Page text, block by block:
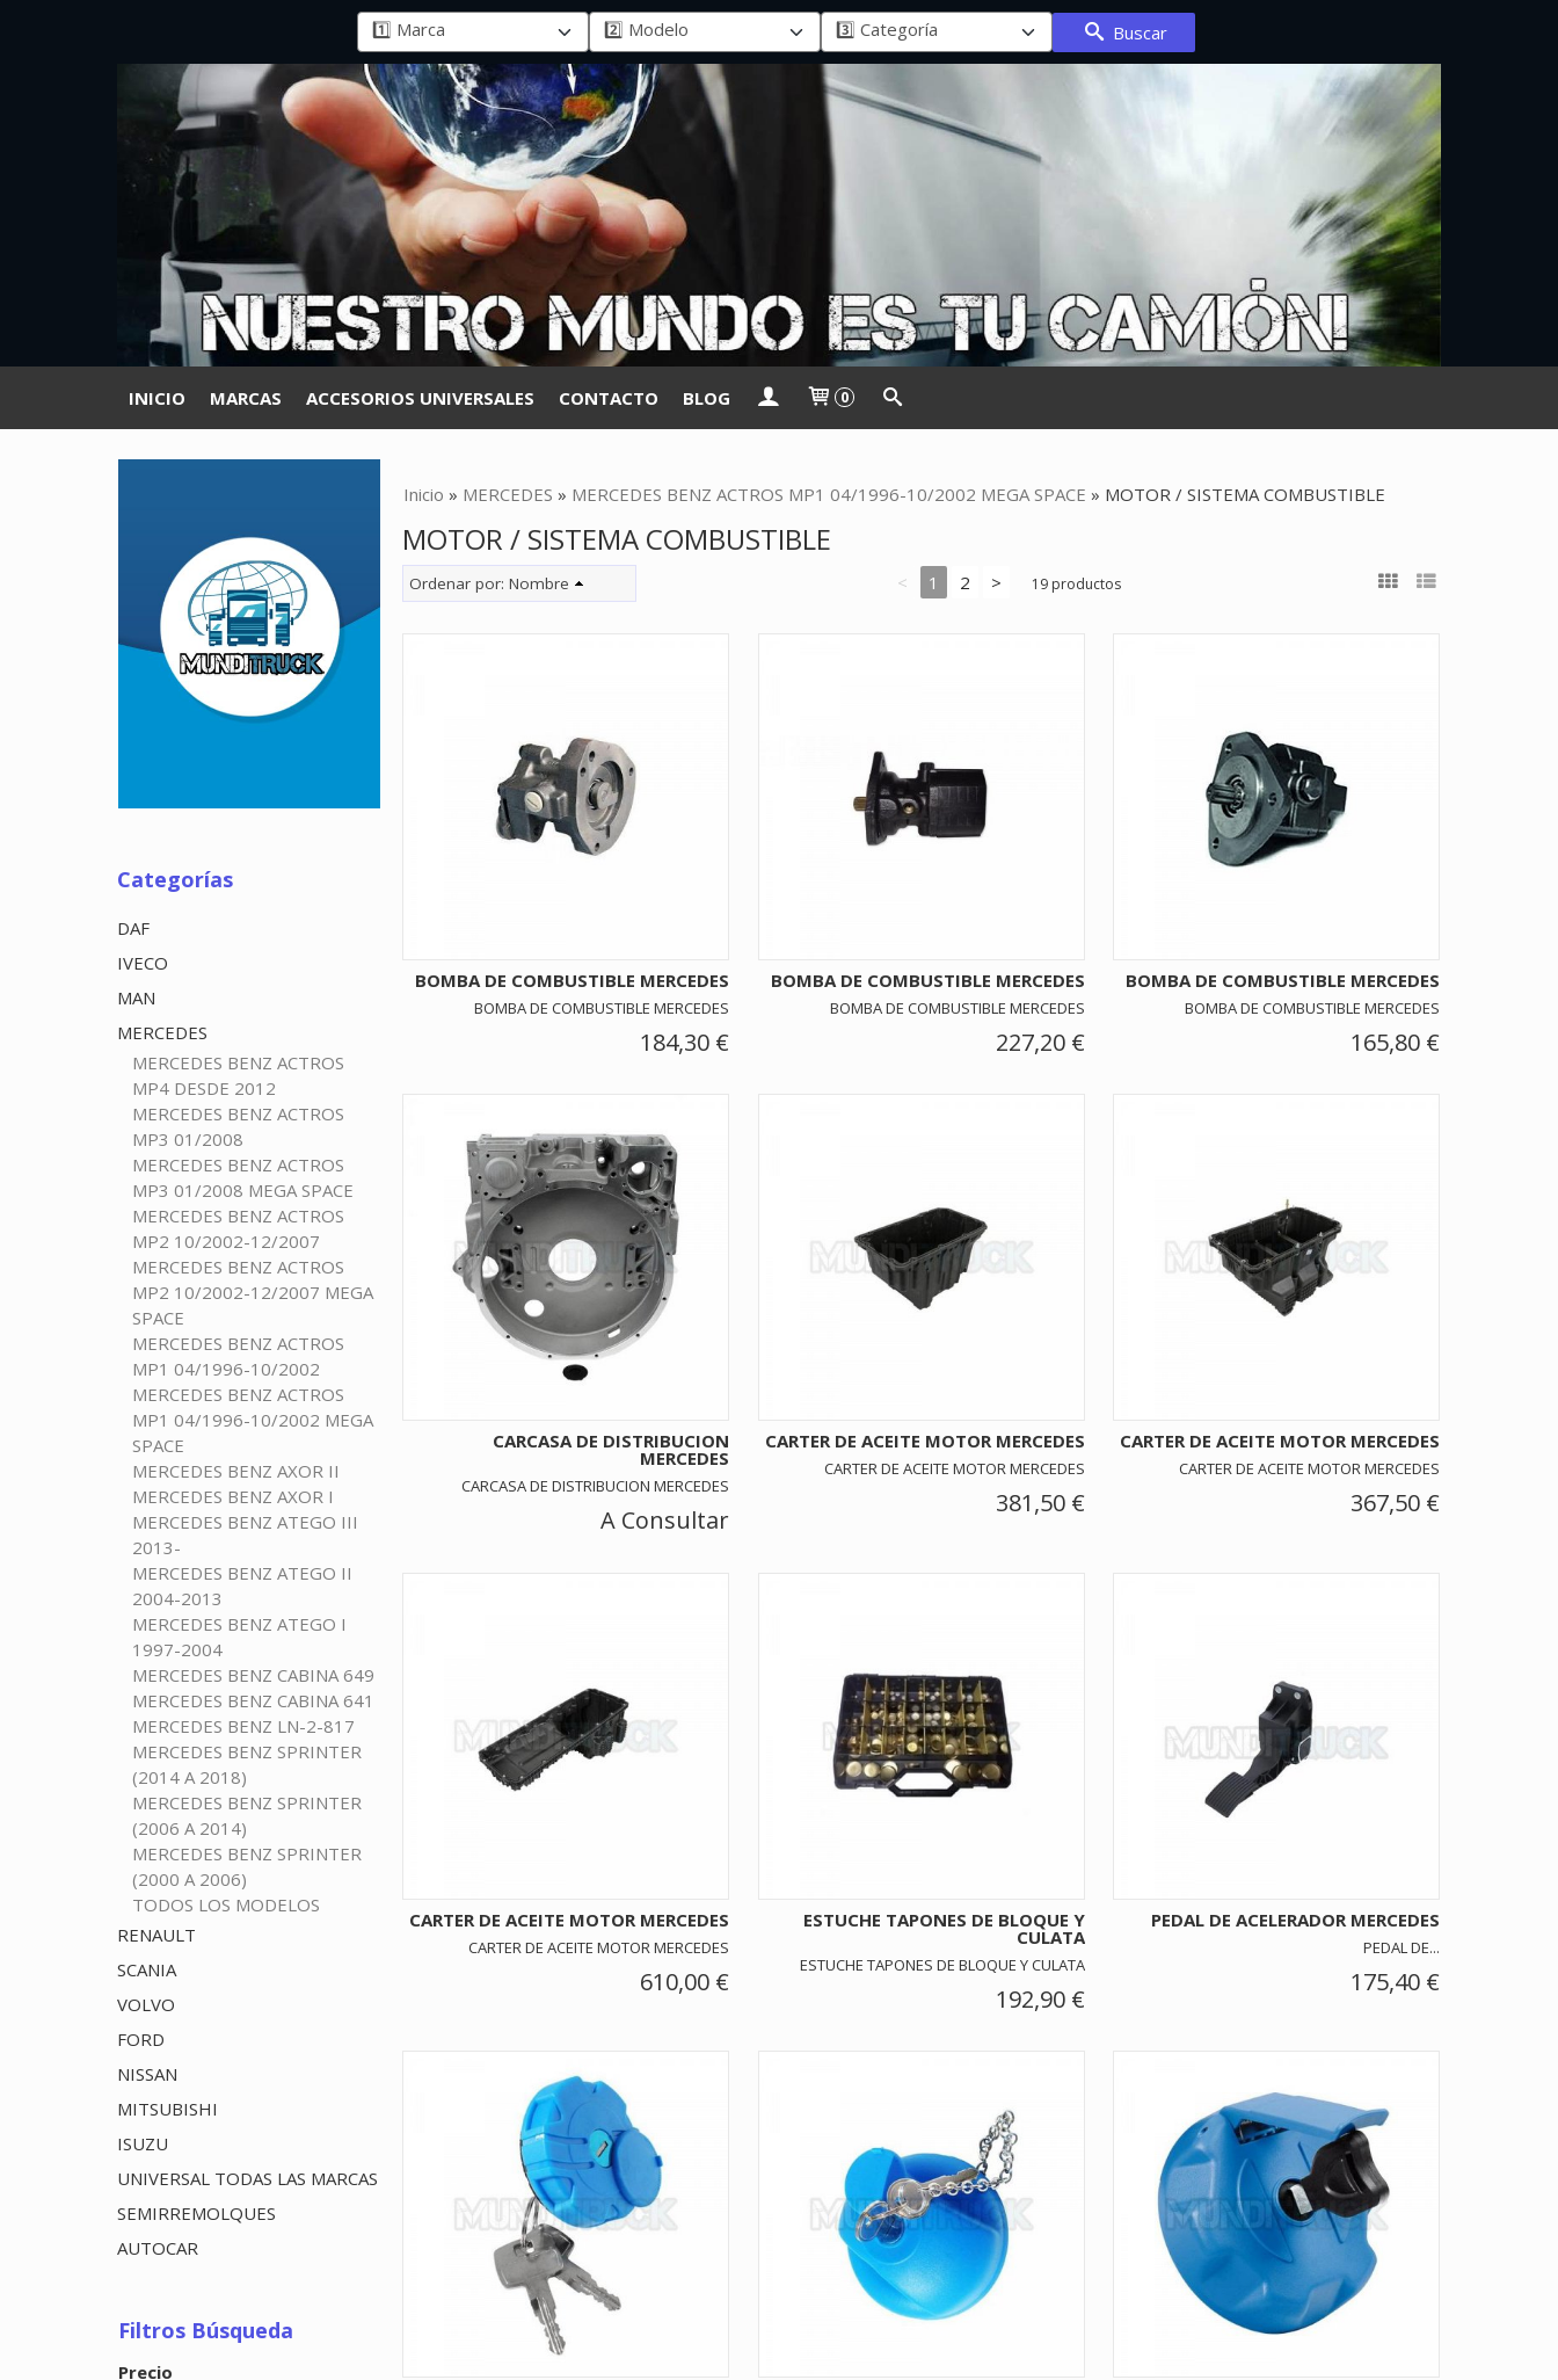
Buscar
INICIO MARCAS ACCESORIOS UNIVERSALES CONTACTO BLOG 0
Categorías
DAF
IVECO
MAN
MERCEDES
MERCEDES BENZ ACTROS
MP4 DESDE 2012
MERCEDES BENZ ACTROS
MP3 01/2008
MERCEDES BENZ ACTROS
MP3 01/2008 MEGA SPACE
MERCEDES BENZ ACTROS
MP2 10/2002-12/2007
MERCEDES BENZ ACTROS
MP2 10/2002-12/2007 MEGA
SPACE
MERCEDES BENZ ACTROS
MP1 04/1996-10/2002
MERCEDES BENZ ACTROS
MP1 04/1996-10/2002 MEGA
SPACE
MERCEDES BENZ AXOR II
MERCEDES BENZ AXOR I
MERCEDES BENZ ATEGO III
2013-
MERCEDES BENZ ATEGO II
2004-2013
MERCEDES BENZ ATEGO I
1997-2004
MERCEDES BENZ CABINA 649
MERCEDES BENZ CABINA 641
MERCEDES BENZ LN-2-817
MERCEDES BENZ SPRINTER
(2014 A 2018)
MERCEDES BENZ SPRINTER
(2006 A 2014)
MERCEDES BENZ SPRINTER
(2000 A 2006)
TODOS LOS MODELOS
RENAULT
SCANIA
VOLVO
FORD
NISSAN
MITSUBISHI
ISUZU
UNIVERSAL TODAS LAS MARCAS
SEMIRREMOLQUES
AUTOCAR
Filtros Búsqueda
Precio
Inicio » MERCEDES » MERCEDES BENZ ACTROS MP1 04/1996-10/2002 MEGA SPACE » MOTOR / SISTEMA COMBUSTIBLE
MOTOR / SISTEMA COMBUSTIBLE
Ordenar por: Nombre < 1 2 > 19 productos
BOMBA DE COMBUSTIBLE MERCEDES
BOMBA DE COMBUSTIBLE MERCEDES
184,30 €
BOMBA DE COMBUSTIBLE MERCEDES
BOMBA DE COMBUSTIBLE MERCEDES
227,20 €
BOMBA DE COMBUSTIBLE MERCEDES
BOMBA DE COMBUSTIBLE MERCEDES
165,80 €
CARCASA DE DISTRIBUCION
MERCEDES
CARCASA DE DISTRIBUCION MERCEDES
A Consultar
CARTER DE ACEITE MOTOR MERCEDES
CARTER DE ACEITE MOTOR MERCEDES
381,50 €
CARTER DE ACEITE MOTOR MERCEDES
CARTER DE ACEITE MOTOR MERCEDES
367,50 €
CARTER DE ACEITE MOTOR MERCEDES
CARTER DE ACEITE MOTOR MERCEDES
610,00 €
ESTUCHE TAPONES DE BLOQUE Y
CULATA
ESTUCHE TAPONES DE BLOQUE Y CULATA
192,90 €
PEDAL DE ACELERADOR MERCEDES
PEDAL DE...
175,40 €